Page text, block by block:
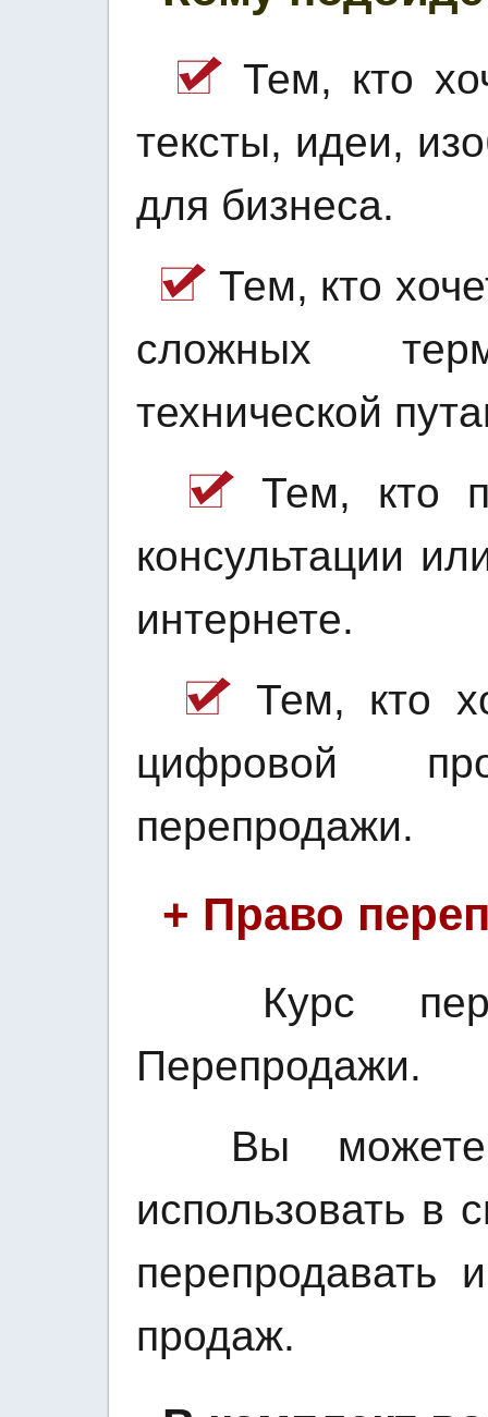
Тем, кто
тексты, идеи,
для бизнеса.
Тем, кто
сложных
технической
Тем, кто
консультации
интернете.
Тем, кто
цифровой
перепродажи.
+ Право
Курс
Перепродажи.
Вы можете
использовать в
перепродавать
продаж.